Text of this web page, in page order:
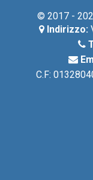
© 2017 -
Indirizzo:
C.F: